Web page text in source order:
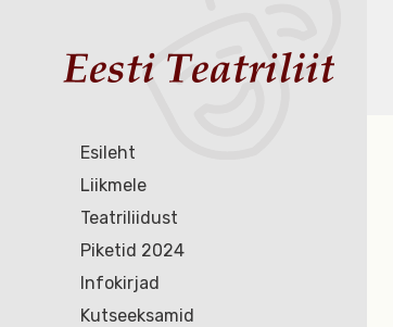
Esileht
Liikmele
Teatriliidust
Piketid 2024
Infokirjad
Kutseeksamid